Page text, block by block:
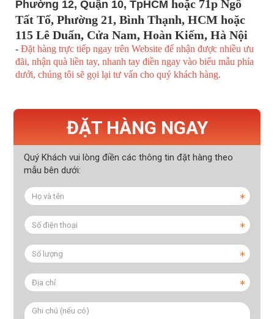
Phường 12, Quận 10, TpHCM hoặc 71p Ngô
Tất Tố, Phường 21, Bình Thạnh, HCM hoặc
115 Lê Duẩn, Cửa Nam, Hoàn Kiếm, Hà Nội
- Đặt hàng trực tiếp ngay trên Website để nhận được nhiều ưu
đãi, nhận quà liền tay, nhanh tay điền ngay vào biểu mẫu phía
dưới, chúng tôi sẽ gọi lại tư vấn cho quý khách hàng.
ĐẶT HÀNG NGAY
Quý Khách vui lòng điền các thông tin đặt hàng theo
mẫu bên dưới: